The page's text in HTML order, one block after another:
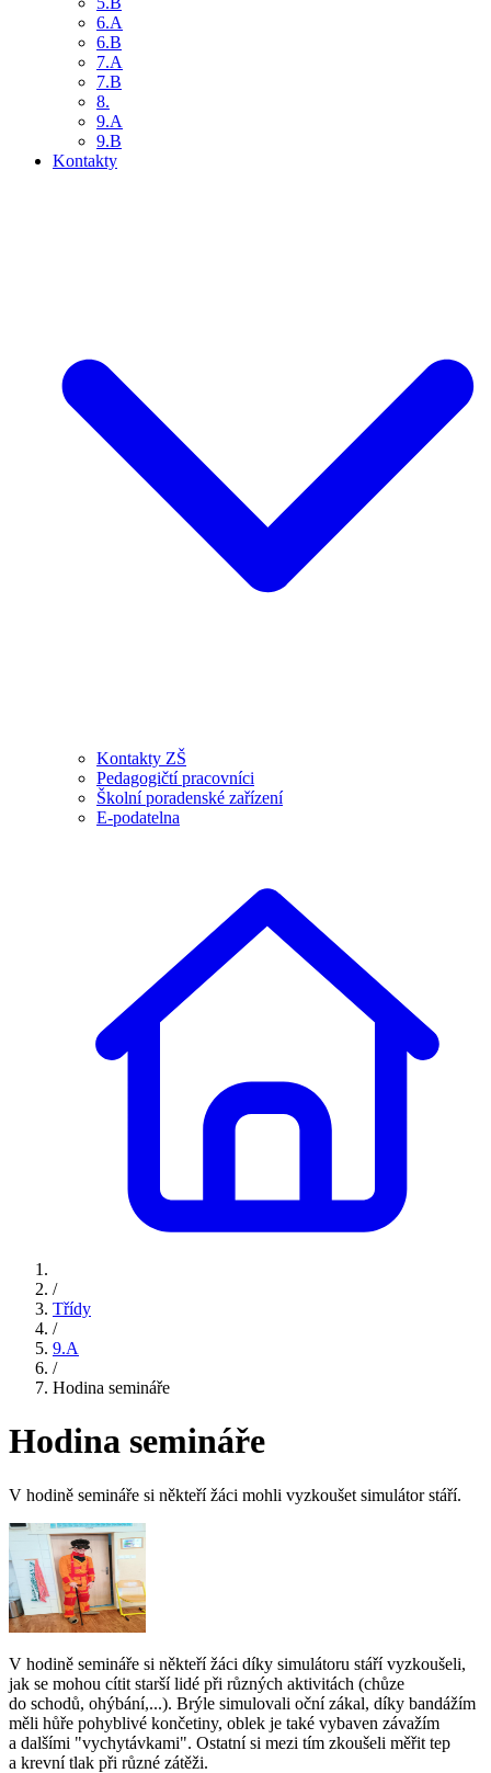
6.A
6.B
7.A
7.B
8.
9.A
9.B
Kontakty
Kontakty ZŠ
Pedagogičtí pracovníci
Školní poradenské zařízení
E-podatelna
/
Třídy
/
9.A
/
Hodina semináře
Hodina semináře
V hodině semináře si někteří žáci mohli vyzkoušet simulátor stáří.
V hodině semináře si někteří žáci díky simulátoru stáří vyzkoušeli,
jak se mohou cítit starší lidé při různých aktivitách (chůze
do schodů, ohýbání,...). Brýle simulovali oční zákal, díky bandážím
měli hůře pohyblivé končetiny, oblek je také vybaven závažím
a dalšími "vychytávkami". Ostatní si mezi tím zkoušeli měřit tep
a krevní tlak při různé zátěži.